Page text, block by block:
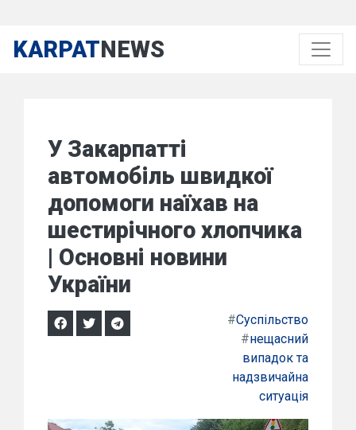
KARPATNEWS
У Закарпатті
автомобіль швидкої
допомоги наїхав на
шестирічного хлопчика
| Основні новини
України
#Суспільство
#нещасний
випадок та
надзвичайна
ситуація